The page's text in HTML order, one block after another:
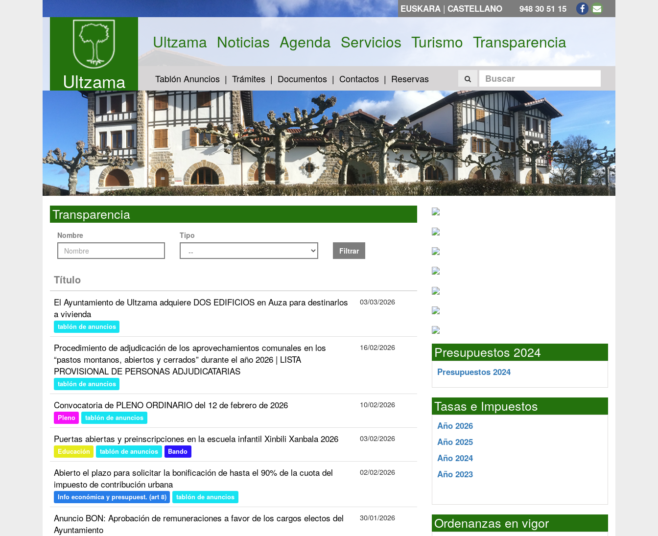
EUSKARA | CASTELLANO 948 30 51 15
Ultzama
Ultzama Noticias Agenda Servicios Turismo Transparencia
Tablón Anuncios Trámites Documentos Contactos Reservas
Transparencia
Nombre
Tipo
Filtrar
Título
El Ayuntamiento de Ultzama adquiere DOS EDIFICIOS en Auza para destinarlos
a vivienda
tablón de anuncios
03/03/2026
Procedimiento de adjudicación de los aprovechamientos comunales en los
“pastos montanos, abiertos y cerrados” durante el año 2026 | LISTA
PROVISIONAL DE PERSONAS ADJUDICATARIAS
tablón de anuncios
16/02/2026
Convocatoria de PLENO ORDINARIO del 12 de febrero de 2026
Pleno tablón de anuncios
10/02/2026
Puertas abiertas y preinscripciones en la escuela infantil Xinbili Xanbala 2026
Educación tablón de anuncios Bando
03/02/2026
Abierto el plazo para solicitar la bonificación de hasta el 90% de la cuota del
impuesto de contribución urbana
Info económica y presupuest. (art 8) tablón de anuncios
02/02/2026
Anuncio BON: Aprobación de remuneraciones a favor de los cargos electos del
Ayuntamiento
30/01/2026
Presupuestos 2024
Presupuestos 2024
Tasas e Impuestos
Año 2026
Año 2025
Año 2024
Año 2023
Ordenanzas en vigor